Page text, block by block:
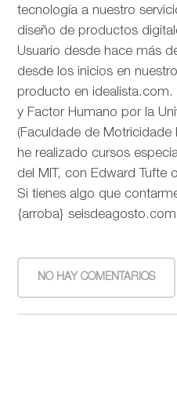
tecnología a nuestro
diseño de productos
Usuario desde hace más
desde los inicios en
producto en
y Factor Humano por la
(Faculdade de Motricidade
he realizado cursos
del MIT, con Edward Tufte
Si tienes algo que
{arroba} seisdeagosto.com
NO HAY COMENTARIOS